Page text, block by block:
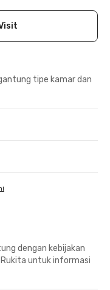
tipe kamar dan
dengan kebijakan
untuk informasi